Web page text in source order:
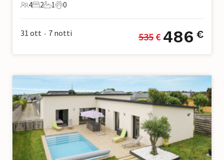
4 Ospiti
4
2 Camere da letto
2
1 Bagno
1
0 Animali domestici
0
31 ott • 7 notti 535 € 486 €